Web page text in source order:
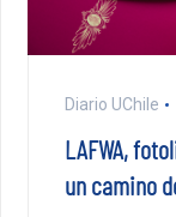
Diario UChile
LAFWA,
un camino